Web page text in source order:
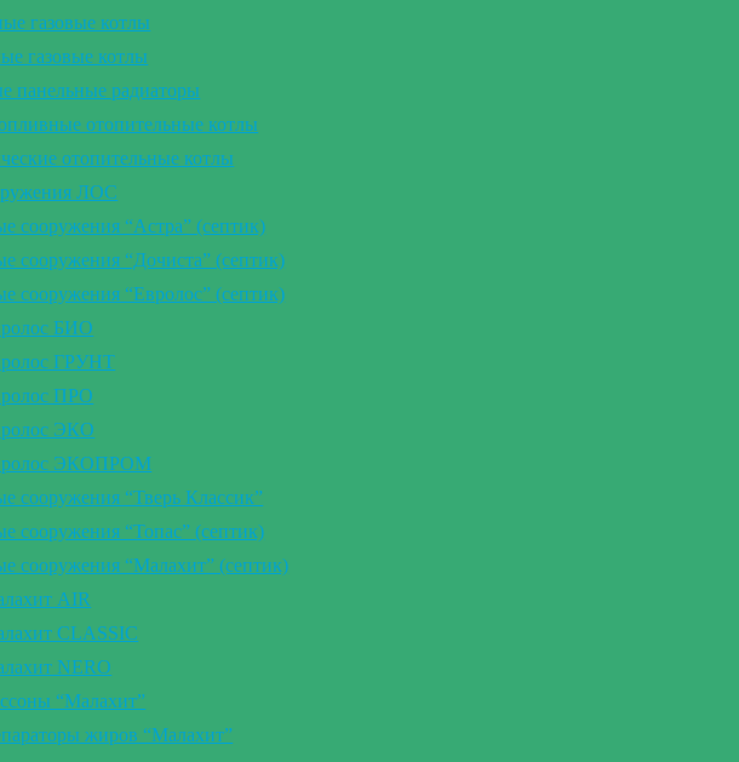
газовые котлы
газовые котлы
панельные радиаторы
отопительные котлы
отопительные котлы
ЛОС
сооружения “Астра” (септик)
сооружения “Дочиста” (септик)
сооружения “Евролос” (септик)
БИО
ГРУНТ
ПРО
ЭКО
ЭКОПРОМ
сооружения “Тверь Классик”
сооружения “Топас” (септик)
сооружения “Малахит” (септик)
AIR
CLASSIC
NERO
“Малахит”
жиров “Малахит”